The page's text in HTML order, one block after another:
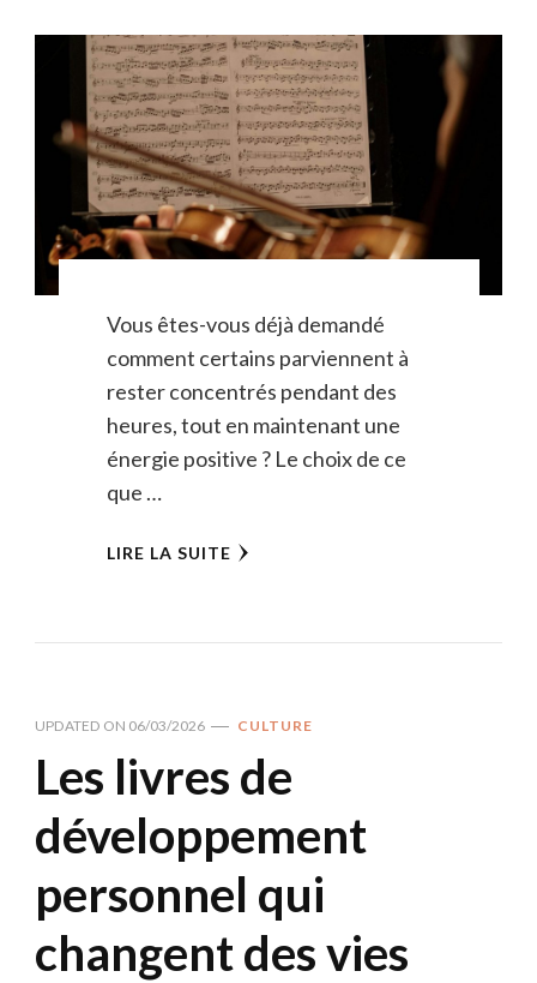
Vous êtes-vous déjà demandé
comment certains parviennent à
rester concentrés pendant des
heures, tout en maintenant une
énergie positive ? Le choix de ce
que …
LIRE LA SUITE
UPDATED ON 06/03/2026 CULTURE
Les livres de
développement
personnel qui
changent des vies